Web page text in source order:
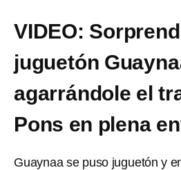
VIDEO:
juguetón
agarrándole el
Pons en plena
Guaynaa se puso juguetón y